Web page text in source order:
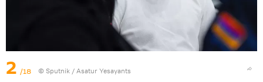
2 /18 © Sputnik / Asatur Yesayants